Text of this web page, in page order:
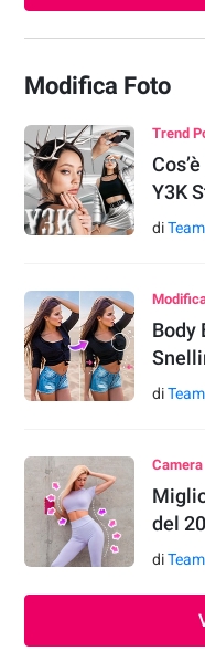
Modifica Foto
Trend
Y3K
di
Body
di
del
di